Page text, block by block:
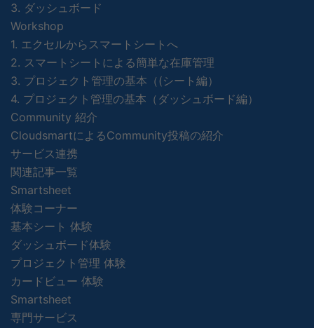
3. ダッシュボード
Workshop
1. エクセルからスマートシートへ
2. スマートシートによる簡単な在庫管理
3. プロジェクト管理の基本（(シート編）
4. プロジェクト管理の基本（ダッシュボード編）
Community 紹介
CloudsmartによるCommunity投稿の紹介
サービス連携
関連記事一覧
Smartsheet
体験コーナー
基本シート 体験
ダッシュボード体験
プロジェクト管理 体験
カードビュー 体験
Smartsheet
専門サービス